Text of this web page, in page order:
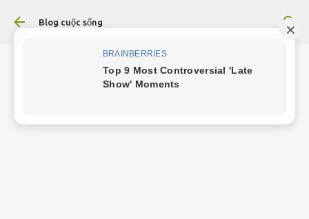
Chuyển đến nội dung chính
Blog cuộc sống